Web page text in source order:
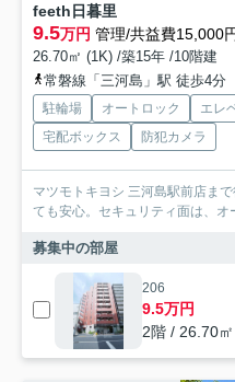
feeth日暮里
9.5万円 管理/共益費15,000
26.70㎡ (1K) /築15年 /10階建
常磐線「三河島」駅 徒歩4分
駐輪場 オートロック エレ
宅配ボックス
防犯カメラ
マツモトキヨシ 三河島駅前店ま
ても安心。セキュリティ面は、オ
募集中の部屋
206
9.5万円
2階 / 26.70